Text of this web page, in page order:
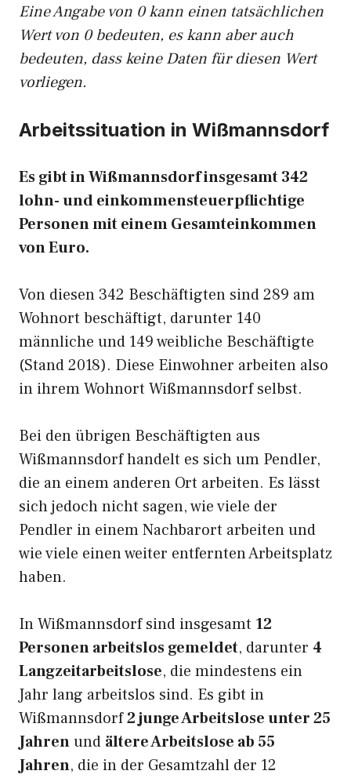
Eine Angabe von 0 kann einen tatsächlichen
Wert von 0 bedeuten, es kann aber auch
bedeuten, dass keine Daten für diesen Wert
vorliegen.
Arbeitssituation in Wißmannsdorf
Es gibt in Wißmannsdorf insgesamt 342
lohn- und einkommensteuerpflichtige
Personen mit einem Gesamteinkommen
von Euro.
Von diesen 342 Beschäftigten sind 289 am
Wohnort beschäftigt, darunter 140
männliche und 149 weibliche Beschäftigte
(Stand 2018). Diese Einwohner arbeiten also
in ihrem Wohnort Wißmannsdorf selbst.
Bei den übrigen Beschäftigten aus
Wißmannsdorf handelt es sich um Pendler,
die an einem anderen Ort arbeiten. Es lässt
sich jedoch nicht sagen, wie viele der
Pendler in einem Nachbarort arbeiten und
wie viele einen weiter entfernten Arbeitsplatz
haben.
In Wißmannsdorf sind insgesamt 12
Personen arbeitslos gemeldet, darunter 4
Langzeitarbeitslose, die mindestens ein
Jahr lang arbeitslos sind. Es gibt in
Wißmannsdorf2 junge Arbeitslose unter 25
Jahrenund ältere Arbeitslose ab 55
Jahren, die in der Gesamtzahl der 12